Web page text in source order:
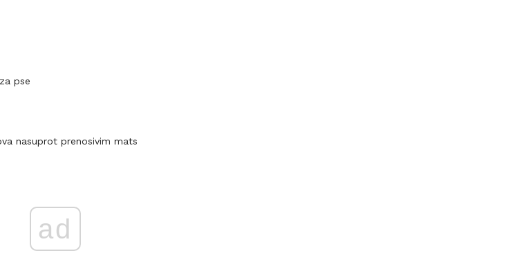
pse
nasuprot prenosivim mats
ad